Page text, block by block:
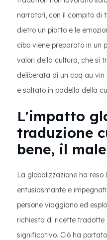
narratori, con il compito di
dietro un piatto e le
cibo viene preparato in un
valori della cultura, che si
deliberata di un coq au
e saltato in padella della
L'impatto
traduzione
bene, il
La globalizzazione ha
entusiasmante e
persone viaggiano ed
richiesta di ricette
significativo. Ciò ha